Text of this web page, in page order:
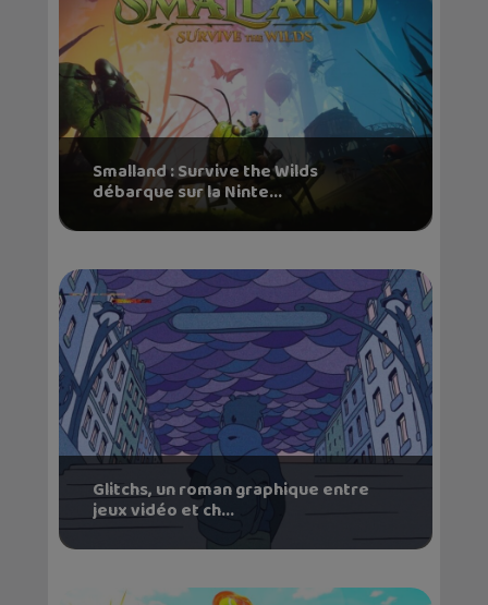
Smalland : Survive the Wilds
débarque sur la Ninte...
Glitchs, un roman graphique entre
jeux vidéo et ch...